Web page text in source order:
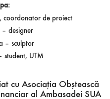
coordonator de proiect
designer
– sculptor
student, UTM
cu Asociația Obștească
al Ambasadei SUA